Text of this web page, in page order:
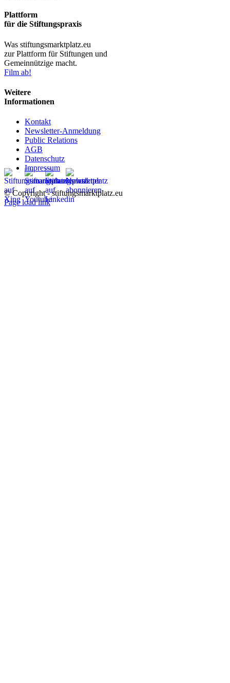
Plattform
für die Stiftungspraxis
Was stiftungsmarktplatz.eu
zur Plattform für Stiftungen und
Gemeinnützige macht.
Film ab!
Weitere
Informationen
Kontakt
Newsletter-Anmeldung
Public Relations
AGB
Datenschutz
Impressum
© Copyright - stiftungsmarktplatz.eu
Page load link